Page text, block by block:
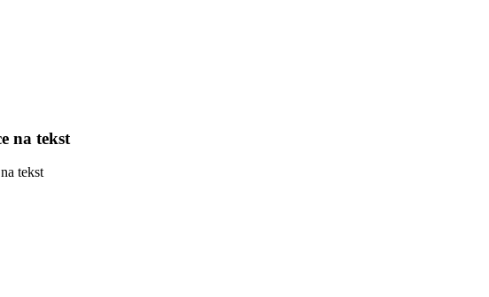
na tekst
tekst